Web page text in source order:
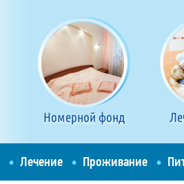
Номерной фонд
Лечение Проживание